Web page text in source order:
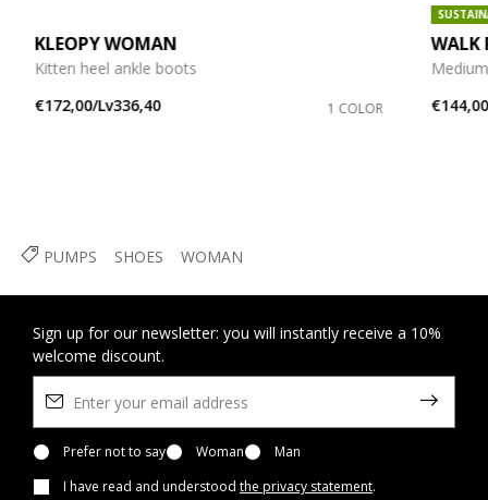
PUMPS SHOES WOMAN
KLEOPY WOMAN
Kitten heel ankle boots
€172,00/Lv336,40
1 COLOR
WALK
Sign up for our newsletter: you will instantly receive a 10%
welcome discount.
Prefer not to say Woman
Man
I have read and understood the privacy statement.